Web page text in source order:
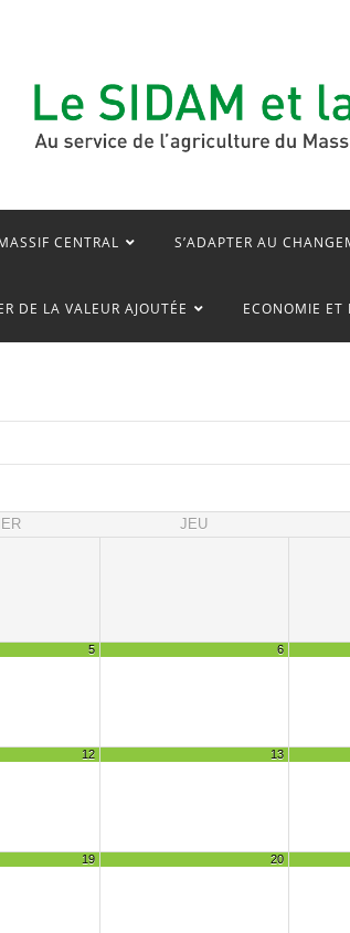
CENTRAL S’ADAPTER AU
DE LA VALEUR AJOUTÉE ECONOMIE ET
JEU
5 6
12 13
19 20